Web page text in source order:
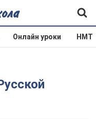
Онлайн уроки НМТ